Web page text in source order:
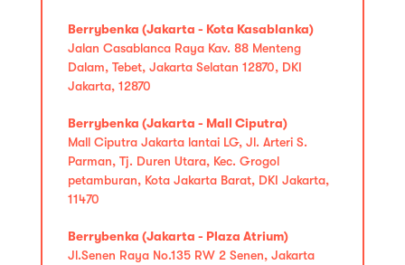
Berrybenka (Jakarta - Kota Kasablanka)
Jalan Casablanca Raya Kav. 88 Menteng
Dalam, Tebet, Jakarta Selatan 12870, DKI
Jakarta, 12870
Berrybenka (Jakarta - Mall Ciputra)
Mall Ciputra Jakarta lantai LG, Jl. Arteri S.
Parman, Tj. Duren Utara, Kec. Grogol
petamburan, Kota Jakarta Barat, DKI Jakarta,
11470
Berrybenka (Jakarta - Plaza Atrium)
Jl.Senen Raya No.135 RW 2 Senen, Jakarta